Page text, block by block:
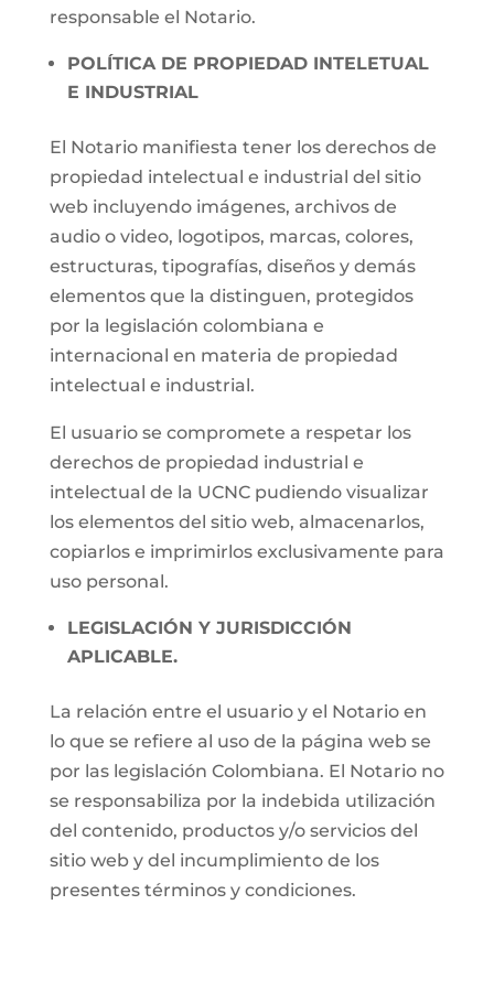
responsable el Notario.
POLÍTICA DE PROPIEDAD INTELETUAL
E INDUSTRIAL
El Notario manifiesta tener los derechos de
propiedad intelectual e industrial del sitio
web incluyendo imágenes, archivos de
audio o video, logotipos, marcas, colores,
estructuras, tipografías, diseños y demás
elementos que la distinguen, protegidos
por la legislación colombiana e
internacional en materia de propiedad
intelectual e industrial.
El usuario se compromete a respetar los
derechos de propiedad industrial e
intelectual de la UCNC pudiendo visualizar
los elementos del sitio web, almacenarlos,
copiarlos e imprimirlos exclusivamente para
uso personal.
LEGISLACIÓN Y JURISDICCIÓN
APLICABLE.
La relación entre el usuario y el Notario en
lo que se refiere al uso de la página web se
por las legislación Colombiana. El Notario no
se responsabiliza por la indebida utilización
del contenido, productos y/o servicios del
sitio web y del incumplimiento de los
presentes términos y condiciones.